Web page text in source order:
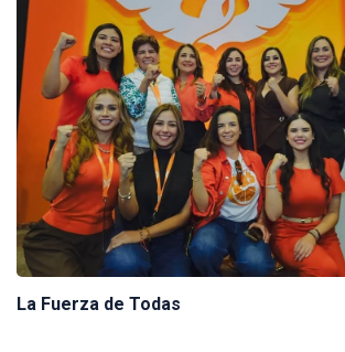
La Fuerza de Todas